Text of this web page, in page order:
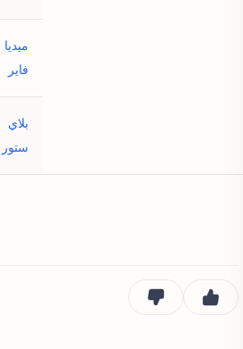
ميديا
فاير
بلاي
ستور